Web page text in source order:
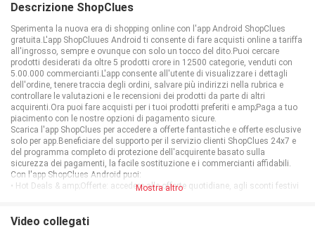
Descrizione ShopClues
Sperimenta la nuova era di shopping online con l'app Android ShopClues
gratuita.L'app ShopCluues Android ti consente di fare acquisti online a tariffa
all'ingrosso, sempre e ovunque con solo un tocco del dito.Puoi cercare
prodotti desiderati da oltre 5 prodotti crore in 12500 categorie, venduti con
5.00.000 commercianti.L'app consente all'utente di visualizzare i dettagli
dell'ordine, tenere traccia degli ordini, salvare più indirizzi nella rubrica e
controllare le valutazioni e le recensioni dei prodotti da parte di altri
acquirenti.Ora puoi fare acquisti per i tuoi prodotti preferiti e amp;Paga a tuo
piacimento con le nostre opzioni di pagamento sicure.
Scarica l'app ShopClues per accedere a offerte fantastiche e offerte esclusive
solo per app.Beneficiare del supporto per il servizio clienti ShopClues 24x7 e
del programma completo di protezione dell'acquirente basato sulla
sicurezza dei pagamenti, la facile sostituzione e i commercianti affidabili.
Con l'app ShopClues Android puoi:
• Hot Deals & amp;Offerte: accedere alle offerte quotidiane, agli sconti festivi
marchi.
Mostra altro
Video collegati